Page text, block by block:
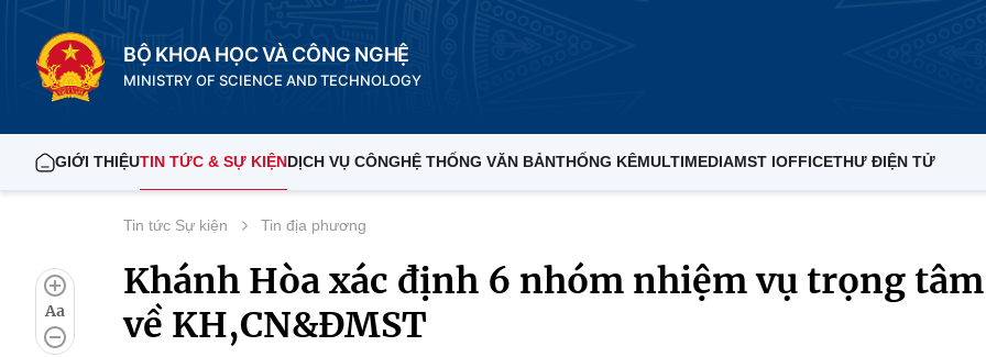
BỘ KHOA HỌC VÀ CÔNG NGHỆ
MINISTRY OF SCIENCE AND TECHNOLOGY
GIỚI THIỆUTIN TỨC & SỰ KIỆNDỊCH VỤ CÔNGHỆ THỐNG VĂN BẢNTHỐNG KÊMULTIMEDIAMST IOFFICETHƯ ĐIỆN TỬ
Aa
Tin tức Sự kiện Tin địa phương
Khánh Hòa xác định 6 nhóm nhiệm vụ trọng tâm
về KH,CN&ĐMST